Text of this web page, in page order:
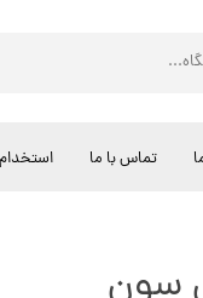
تماس با ما استخدام آپ - 150 میلی لیتر